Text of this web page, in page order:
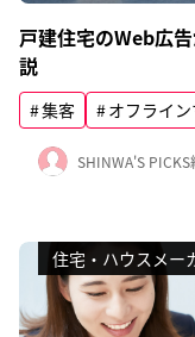
戸建住宅のWeb広
説
集客 オフライ
SHINWA'S PICKS
住宅・ハウスメー